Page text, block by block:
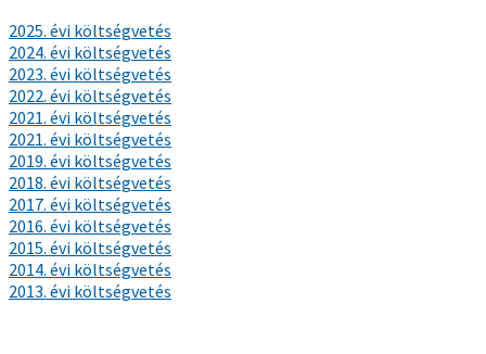
2025. évi költségvetés
2024. évi költségvetés
2023. évi költségvetés
2022. évi költségvetés
2021. évi költségvetés
2021. évi költségvetés
2019. évi költségvetés
2018. évi költségvetés
2017. évi költségvetés
2016. évi költségvetés
2015. évi költségvetés
2014. évi költségvetés
2013. évi költségvetés